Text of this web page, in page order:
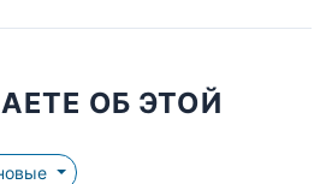
ОБ ЭТОЙ
новые